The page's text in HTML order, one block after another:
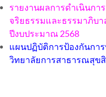
รายงานผลการดําเนินก
จริยธรรมและธรรมาภิบ
ปีงบประมาณ 2568
แผนปฏิบัติการป้องกันกา
วิทยาลัยการสาธารณสุข